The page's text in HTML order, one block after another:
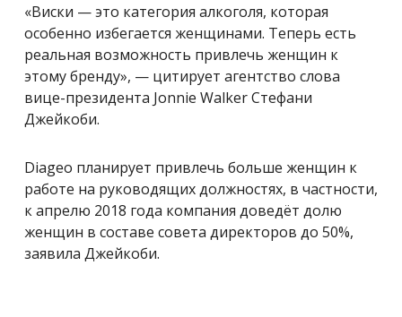
«Виски — это категория алкоголя, которая
особенно избегается женщинами. Теперь есть
реальная возможность привлечь женщин к
этому бренду», — цитирует агентство слова
вице-президента Jonnie Walker Стефани
Джейкоби.
Diageo планирует привлечь больше женщин к
работе на руководящих должностях, в частности,
к апрелю 2018 года компания доведёт долю
женщин в составе совета директоров до 50%,
заявила Джейкоби.